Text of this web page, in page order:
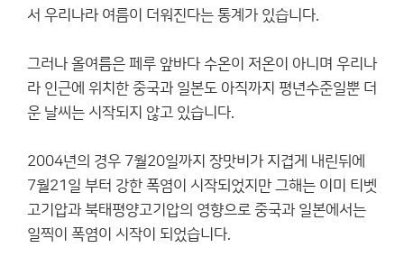
서 우리나라 여름이 더워진다는 통계가 있습니다.
그러나 올여름은 페루 앞바다 수온이 저온이 아니며 우리나
라 인근에 위치한 중국과 일본도 아직까지 평년수준일뿐 더
운 날씨는 시작되지 않고 있습니다.
2004년의 경우 7월20일까지 장맛비가 지겹게 내린뒤에
7월21일 부터 강한 폭염이 시작되었지만 그해는 이미 티벳
고기압과 북태평양고기압의 영향으로 중국과 일본에서는
일찍이 폭염이 시작이 되었습니다.